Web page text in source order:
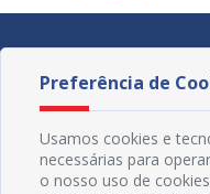
Preferência de
Usamos cookies e
necessárias para
o nosso uso de